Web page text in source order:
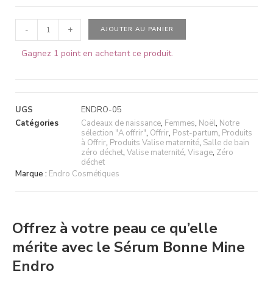
- + AJOUTER AU PANIER
Gagnez 1 point en achetant ce produit.
UGS
ENDRO-05
Catégories
Cadeaux de naissance, Femmes, Noël, Notre
sélection "A offrir", Offrir, Post-partum, Produits
à Offrir, Produits Valise maternité, Salle de bain
zéro déchet, Valise maternité, Visage, Zéro
déchet
Marque : Endro Cosmétiques
Offrez à votre peau ce qu’elle
mérite avec le Sérum Bonne Mine
Endro